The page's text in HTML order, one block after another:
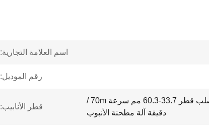
اسم العلامة التجارية:
رقم الموديل:
لون أزرق آلة الكربون الصلب قطر 33.7-60.3 مم سرعة 70m /
دقيقة آلة مطحنة الأنبوب
قطر الأنابيب: